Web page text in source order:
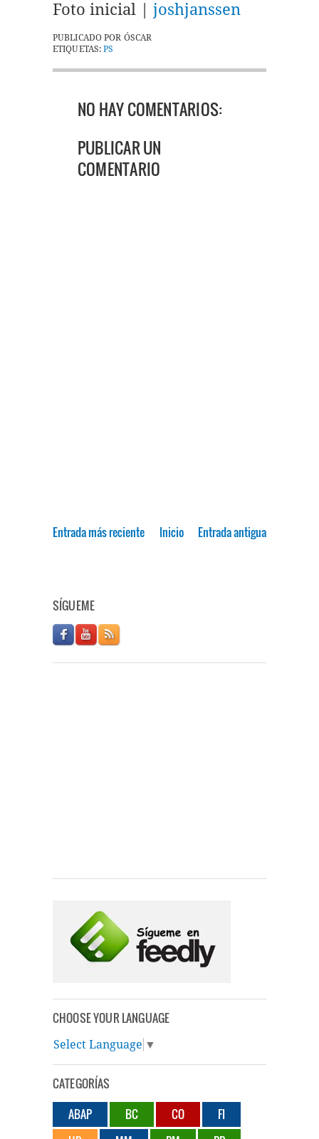
Foto inicial | joshjanssen
PUBLICADO POR ÓSCAR
ETIQUETAS:PS
NO HAY COMENTARIOS:
PUBLICAR UN
COMENTARIO
Entrada más reciente Entrada antigua
Inicio
SÍGUEME
CHOOSE YOUR LANGUAGE
Select Language ▼
CATEGORÍAS
ABAP
BC CO
FI